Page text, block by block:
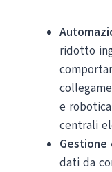
ridotto
e
centrali
Gestione
dati da